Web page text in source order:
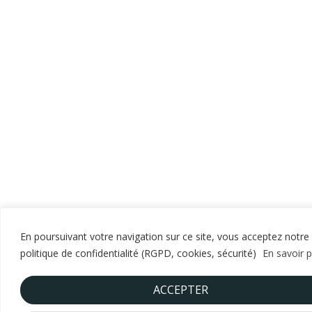
En poursuivant votre navigation sur ce site, vous acceptez notre
politique de confidentialité (RGPD, cookies, sécurité) En savoir
ACCEPTER